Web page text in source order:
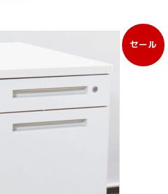
セール
販
売